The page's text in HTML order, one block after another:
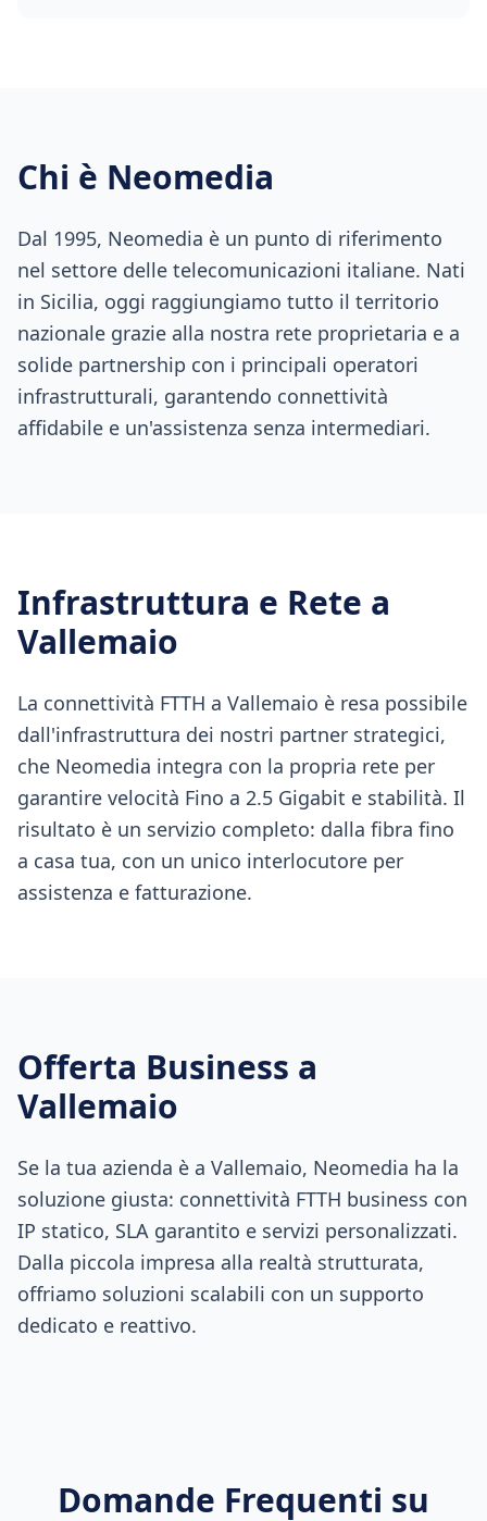
Chi è Neomedia
Dal 1995, Neomedia è un punto di riferimento
nel settore delle telecomunicazioni italiane. Nati
in Sicilia, oggi raggiungiamo tutto il territorio
nazionale grazie alla nostra rete proprietaria e a
solide partnership con i principali operatori
infrastrutturali, garantendo connettività
affidabile e un'assistenza senza intermediari.
Infrastruttura e Rete a
Vallemaio
La connettività FTTH a Vallemaio è resa possibile
dall'infrastruttura dei nostri partner strategici,
che Neomedia integra con la propria rete per
garantire velocità Fino a 2.5 Gigabit e stabilità. Il
risultato è un servizio completo: dalla fibra fino
a casa tua, con un unico interlocutore per
assistenza e fatturazione.
Offerta Business a
Vallemaio
Se la tua azienda è a Vallemaio, Neomedia ha la
soluzione giusta: connettività FTTH business con
IP statico, SLA garantito e servizi personalizzati.
Dalla piccola impresa alla realtà strutturata,
offriamo soluzioni scalabili con un supporto
dedicato e reattivo.
Domande Frequenti su